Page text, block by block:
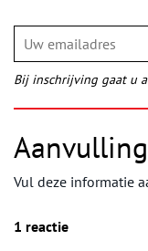
Bij inschrijving gaat u
Vul deze informatie
1 reactie